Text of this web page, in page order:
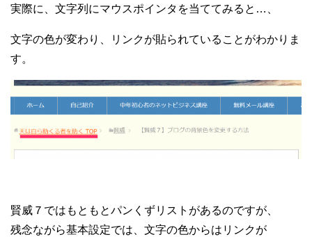
実際に、文字列にマウスポインタを当ててみると…、
文字の色が変わり、リンクが貼られていることがわかりま
す。
賢威７ではもともとパンくずリストがあるのですが、
残念ながら基本設定では、文字の色からはリンクが